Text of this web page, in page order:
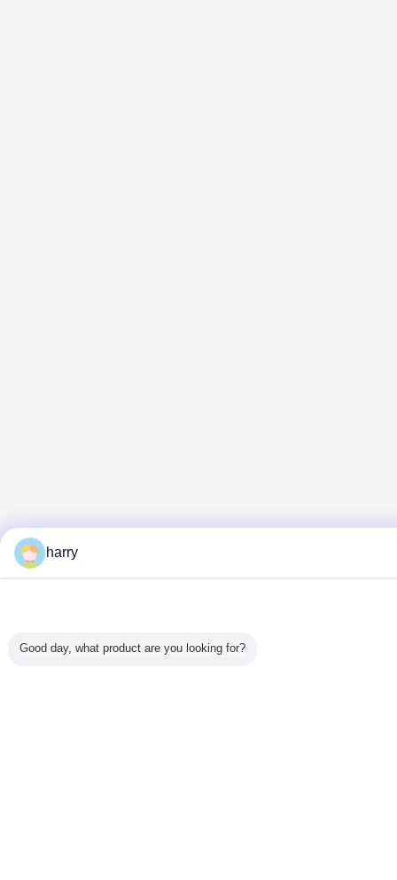
harry
Good day, what product are you looking for?